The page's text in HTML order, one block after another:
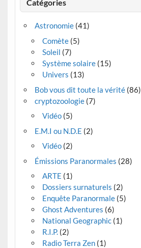
Catégories
Astronomie(41)
Comète(5)
Soleil (7)
Système solaire(15)
Univers (13)
Bob vous dit toute la vérité(86)
cryptozoologie(7)
Vidéo(5)
E.M.I ou N.D.E (2)
Vidéo(2)
Émissions Paranormales (28)
ARTE (1)
Dossiers surnaturels (2)
Enquête Paranormale(5)
Ghost Adventures (6)
National Geographic(1)
R.I.P.(2)
Radio Terra Zen(1)